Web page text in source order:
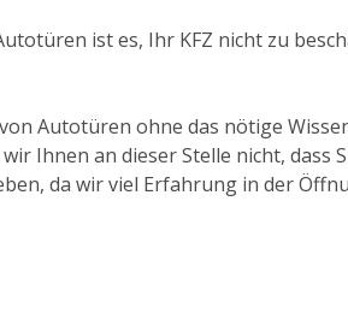
ist es, Ihr KFZ nicht zu
Autotüren ohne das nötige
Ihnen an dieser Stelle nicht,
da wir viel Erfahrung in der